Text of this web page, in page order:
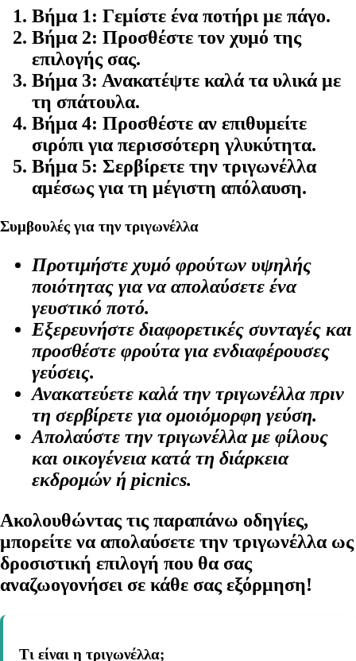
Βήμα 1: Γεμίστε ένα ποτήρι με πάγο.
Βήμα 2: Προσθέστε τον χυμό της
επιλογής σας.
Βήμα 3: Ανακατέψτε καλά τα υλικά με
τη σπάτουλα.
Βήμα 4: Προσθέστε αν επιθυμείτε
σιρόπι για περισσότερη γλυκύτητα.
Βήμα 5: Σερβίρετε την τριγωνέλλα
αμέσως για τη μέγιστη απόλαυση.
Συμβουλές για την τριγωνέλλα
Προτιμήστε χυμό φρούτων υψηλής
ποιότητας για να απολαύσετε ένα
γευστικό ποτό.
Εξερευνήστε διαφορετικές συνταγές και
προσθέστε φρούτα για ενδιαφέρουσες
γεύσεις.
Ανακατεύετε καλά την τριγωνέλλα πριν
τη σερβίρετε για ομοιόμορφη γεύση.
Απολαύστε την τριγωνέλλα με φίλους
και οικογένεια κατά τη διάρκεια
εκδρομών ή picnics.
Ακολουθώντας τις παραπάνω οδηγίες,
μπορείτε να απολαύσετε την τριγωνέλλα ως
δροσιστική επιλογή που θα σας
αναζωογονήσει σε κάθε σας εξόρμηση!
Τι είναι η τριγωνέλλα;